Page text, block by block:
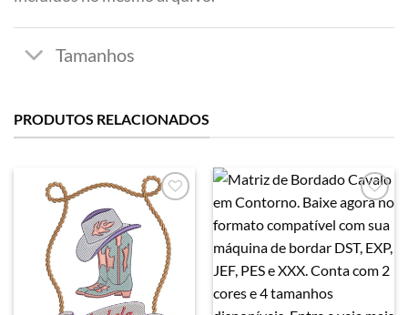
PRODUTOS RELACIONADOS
Favoritar Favoritar